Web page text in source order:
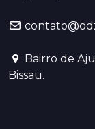
Bairro de
Bissau.